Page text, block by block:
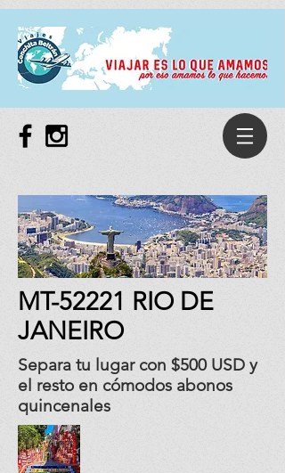
MT-52221 RIO DE
JANEIRO
Separa tu lugar con $500 USD y
el resto en cómodos abonos
quincenales